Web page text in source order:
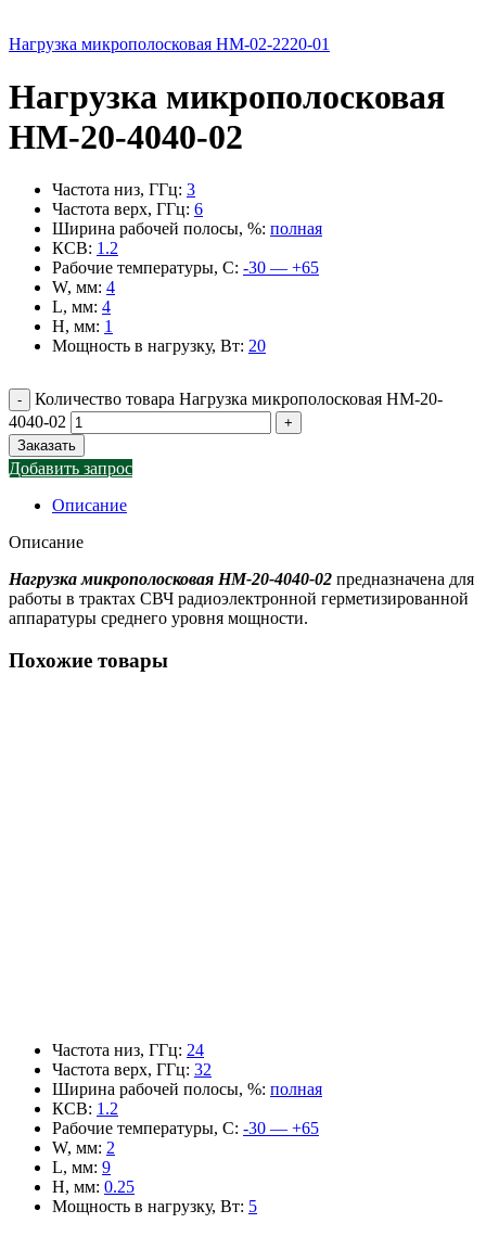
Нагрузка микрополосковая НМ-02-2220-01
Нагрузка микрополосковая
НМ-20-4040-02
Частота низ, ГГц: 3
Частота верх, ГГц: 6
Ширина рабочей полосы, %: полная
КСВ: 1.2
Рабочие температуры, С: -30 — +65
W, мм: 4
L, мм: 4
H, мм: 1
Мощность в нагрузку, Вт: 20
Количество товара Нагрузка микрополосковая НМ-20-
4040-02
Заказать
Добавить запрос
Описание
Описание
Нагрузка микрополосковая НМ-20-4040-02 предназначена для
работы в трактах СВЧ радиоэлектронной герметизированной
аппаратуры среднего уровня мощности.
Похожие товары
Частота низ, ГГц: 24
Частота верх, ГГц: 32
Ширина рабочей полосы, %: полная
КСВ: 1.2
Рабочие температуры, С: -30 — +65
W, мм: 2
L, мм: 9
H, мм: 0.25
Мощность в нагрузку, Вт: 5